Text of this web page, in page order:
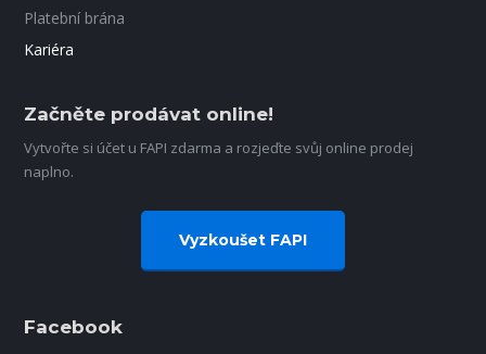
Platební brána
Kariéra
Začněte prodávat online!
Vytvořte si účet u FAPI zdarma a rozjeďte svůj online prodej
naplno.
Vyzkoušet FAPI
Facebook